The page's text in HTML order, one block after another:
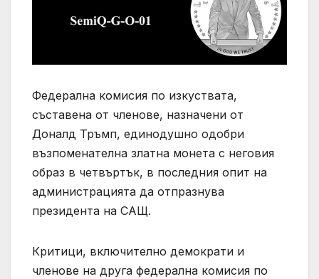
Федерална комисия по изкуствата,
съставена от членове, назначени от
Доналд Тръмп, единодушно одобри
възпоменателна златна монета с неговия
образ в четвъртък, в последния опит на
администрацията да отпразнува
президента на САЩ.
Критици, включително демократи и
членове на друга федерална комисия по